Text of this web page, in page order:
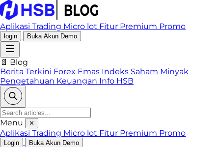
Aplikasi Trading Micro lot Fitur Premium Promo
login Buka Akun Demo
📄 Blog
Berita Terkini Forex Emas Indeks Saham Minyak
Pengetahuan Keuangan Info HSB
Menu ✕
Aplikasi Trading Micro lot Fitur Premium Promo
Login Buka Akun Demo